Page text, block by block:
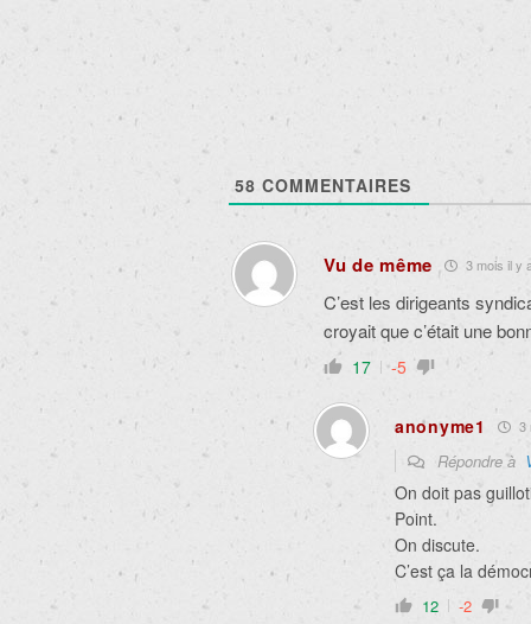
58 COMMENTAIRES
Vu de même 3 mois il y a
C’est les dirigeants
croyait que c’était une
17 -5
anonyme1 3
Répondre à
On doit pas
Point.
On discute.
C’est ça la
12 -2